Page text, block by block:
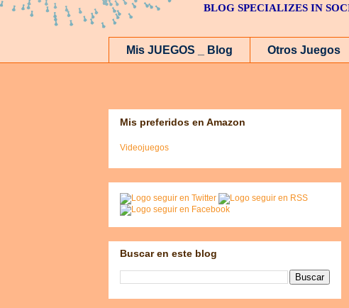
BLOG SPECIALIZES IN
Mis JUEGOS _ Blog Otros Juegos
Mis preferidos en Amazon
Videojuegos
Buscar en este blog